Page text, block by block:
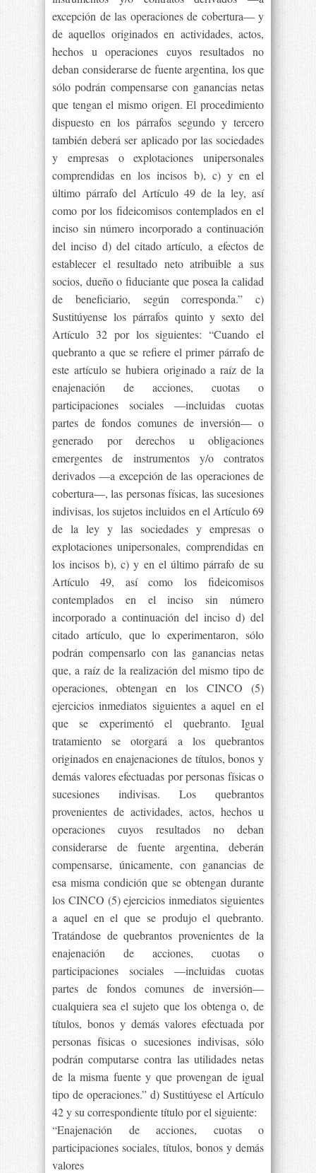
excepción de las operaciones de cobertura— y
de aquellos originados en actividades, actos,
hechos u operaciones cuyos resultados no
deban considerarse de fuente argentina, los que
sólo podrán compensarse con ganancias netas
que tengan el mismo origen. El procedimiento
dispuesto en los párrafos segundo y tercero
también deberá ser aplicado por las sociedades
y empresas o explotaciones unipersonales
comprendidas en los incisos b), c) y en el
último párrafo del Artículo 49 de la ley, así
como por los fideicomisos contemplados en el
inciso sin número incorporado a continuación
del inciso d) del citado artículo, a efectos de
establecer el resultado neto atribuible a sus
socios, dueño o fiduciante que posea la calidad
de beneficiario, según corresponda.” c)
Sustitúyense los párrafos quinto y sexto del
Artículo 32 por los siguientes: “Cuando el
quebranto a que se refiere el primer párrafo de
este artículo se hubiera originado a raíz de la
enajenación de acciones, cuotas o
participaciones sociales —incluidas cuotas
partes de fondos comunes de inversión— o
generado por derechos u obligaciones
emergentes de instrumentos y/o contratos
derivados —a excepción de las operaciones de
cobertura—, las personas físicas, las sucesiones
indivisas, los sujetos incluidos en el Artículo 69
de la ley y las sociedades y empresas o
explotaciones unipersonales, comprendidas en
los incisos b), c) y en el último párrafo de su
Artículo 49, así como los fideicomisos
contemplados en el inciso sin número
incorporado a continuación del inciso d) del
citado artículo, que lo experimentaron, sólo
podrán compensarlo con las ganancias netas
que, a raíz de la realización del mismo tipo de
operaciones, obtengan en los CINCO (5)
ejercicios inmediatos siguientes a aquel en el
que se experimentó el quebranto. Igual
tratamiento se otorgará a los quebrantos
originados en enajenaciones de títulos, bonos y
demás valores efectuadas por personas físicas o
sucesiones indivisas. Los quebrantos
provenientes de actividades, actos, hechos u
operaciones cuyos resultados no deban
considerarse de fuente argentina, deberán
compensarse, únicamente, con ganancias de
esa misma condición que se obtengan durante
los CINCO (5) ejercicios inmediatos siguientes
a aquel en el que se produjo el quebranto.
Tratándose de quebrantos provenientes de la
enajenación de acciones, cuotas o
participaciones sociales —incluidas cuotas
partes de fondos comunes de inversión—
cualquiera sea el sujeto que los obtenga o, de
títulos, bonos y demás valores efectuada por
personas físicas o sucesiones indivisas, sólo
podrán computarse contra las utilidades netas
de la misma fuente y que provengan de igual
tipo de operaciones.” d) Sustitúyese el Artículo
42 y su correspondiente título por el siguiente:
“Enajenación de acciones, cuotas o
participaciones sociales, títulos, bonos y demás
valores